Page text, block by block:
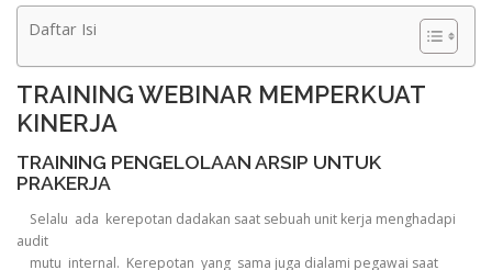
Daftar Isi
TRAINING WEBINAR MEMPERKUAT
KINERJA
TRAINING PENGELOLAAN ARSIP UNTUK
PRAKERJA
Selalu ada kerepotan dadakan saat sebuah unit kerja menghadapi
audit
mutu internal. Kerepotan yang sama juga dialami pegawai saat